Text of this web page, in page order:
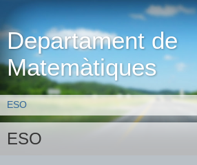
Departament de
Matemàtiques
ESO